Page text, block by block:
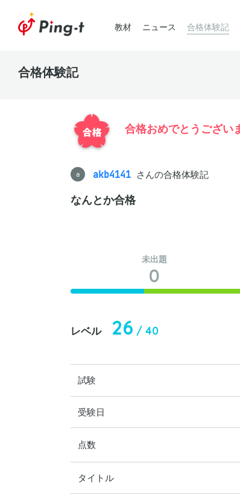
教材 ニュース 合格体験記
合格体験記
合格おめでとうござい
a akb4141 さんの合格体験記
なんとか合格
未出題
0
レベル 26 / 40
試験
受験日
点数
タイトル